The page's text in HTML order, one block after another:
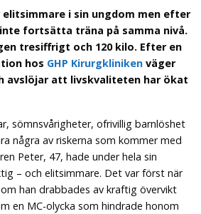
elitsimmare i sin ungdom men efter
fortsätta träna på samma nivå.
tresiffrigt och 120 kilo. Efter en
hos GHP Kirurgkliniken väger
avslöjar att livskvaliteten har ökat
sömnsvårigheter, ofrivillig barnlöshet
några av riskerna som kommer med
Peter, 47, hade under hela sin
– och elitsimmare. Det var först när
han drabbades av kraftig övervikt
en MC-olycka som hindrade honom